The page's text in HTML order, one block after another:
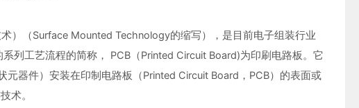
）（Surface Mounted Technology的缩写），是目前电子组装行业
列工艺流程的简称， PCB（Printed Circuit Board)为印刷电路板。它
器件）安装在印制电路板（Printed Circuit Board，PCB）的表面或
术。